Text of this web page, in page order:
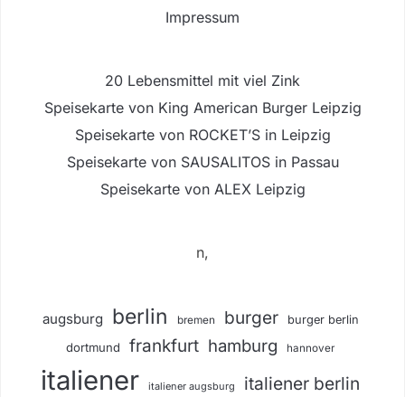
Impressum
20 Lebensmittel mit viel Zink
Speisekarte von King American Burger Leipzig
Speisekarte von ROCKET’S in Leipzig
Speisekarte von SAUSALITOS in Passau
Speisekarte von ALEX Leipzig
n,
augsburg berlin bremen burger burger berlin
dortmund frankfurt hamburg hannover
italiener italiener augsburg italiener berlin